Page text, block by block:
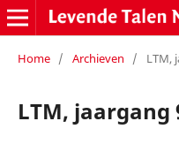
Home / Archieven / LTM,
LTM, jaargang